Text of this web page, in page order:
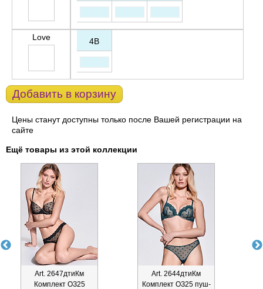
Love 4B
Добавить в корзину
Цены станут доступны только после Вашей регистрации на
сайте
Ещё товары из этой коллекции
Art. 2647дтиКм
Комплект ОЗ25
Art. 2644дтиКм
Комплект ОЗ25 пуш-